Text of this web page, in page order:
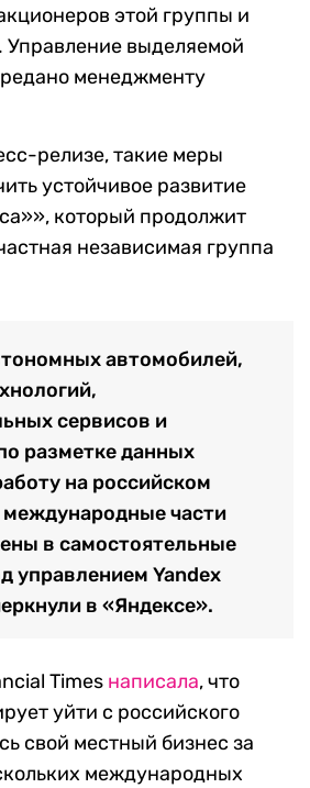
этой группы и
Управление выделяемой
менеджменту
релизе, такие меры
устойчивое развитие
который продолжит
независимая группа
автомобилей,
сервисов и
разметке данных
на российском
международные части
в самостоятельные
управлением Yandex
в «Яндексе».
Times написала, что
уйти с российского
свой местный бизнес за
международных